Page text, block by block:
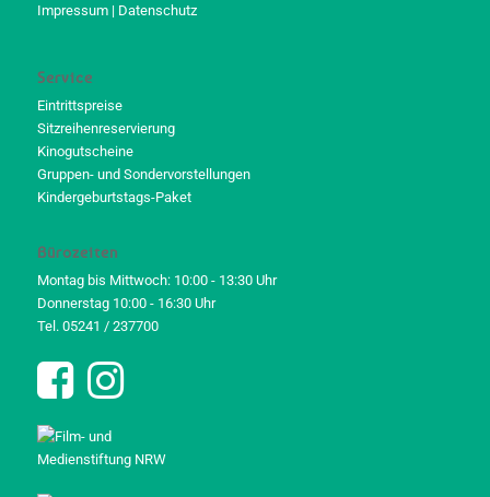
Impressum| Datenschutz
Service
Eintrittspreise
Sitzreihenreservierung
Kinogutscheine
Gruppen- und Sondervorstellungen
Kindergeburtstags-Paket
Bürozeiten
Montag bis Mittwoch: 10:00 - 13:30 Uhr
Donnerstag 10:00 - 16:30 Uhr
Tel. 05241 / 237700